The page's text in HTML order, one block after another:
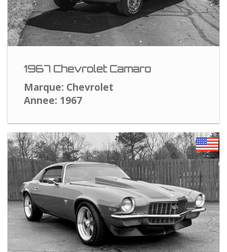
1967 Chevrolet Camaro
Marque: Chevrolet
Annee: 1967